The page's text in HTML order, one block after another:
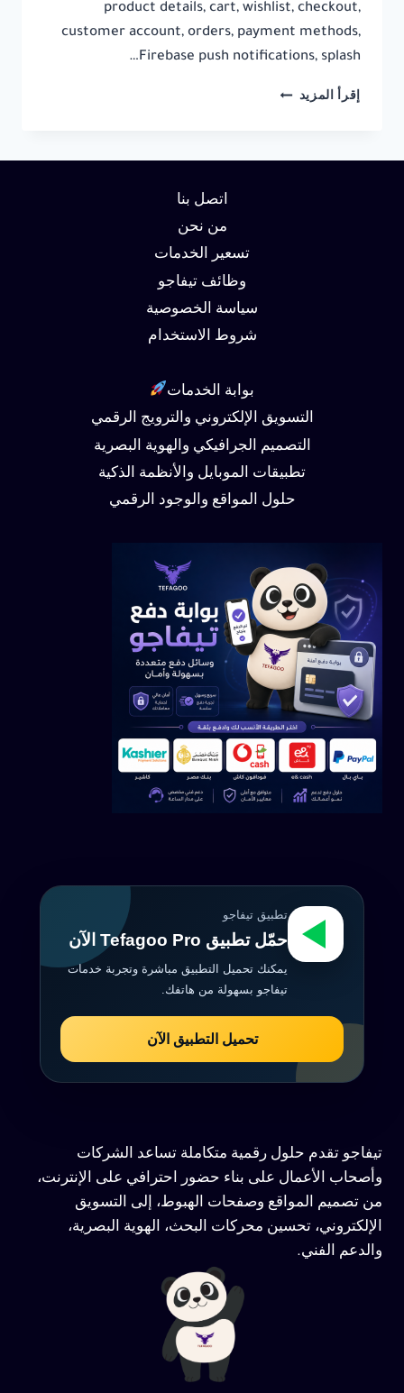
product details, cart, wishlist, checkout,
customer account, orders, payment methods,
Firebase push notifications, splash…
إقرأ المزيد PANDA
اتصل بنا
من نحن
تسعير الخدمات
وظائف تيفاجو
سياسة الخصوصية
شروط الاستخدام
بوابة الخدمات
التسويق الإلكتروني والترويج الرقمي
التصميم الجرافيكي والهوية البصرية
تطبيقات الموبايل والأنظمة الذكية
حلول المواقع والوجود الرقمي
تطبيق تيفاجو
حمّل تطبيق Tefagoo Pro الآن
يمكنك تحميل التطبيق مباشرة وتجربة خدمات
تيفاجو بسهولة من هاتفك.
تحميل التطبيق الآن
تيفاجو تقدم حلول رقمية متكاملة تساعد الشركات
وأصحاب الأعمال على بناء حضور احترافي على الإنترنت،
من تصميم المواقع وصفحات الهبوط، إلى التسويق
الإلكتروني، تحسين محركات البحث، الهوية البصرية،
والدعم الفني.